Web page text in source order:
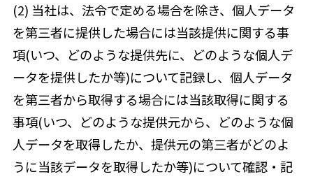
(2) 当社は、法令で定める場合を除き、個人データ
を第三者に提供した場合には当該提供に関する事
項(いつ、どのような提供先に、どのような個人デ
ータを提供したか等)について記録し、個人データ
を第三者から取得する場合には当該取得に関する
事項(いつ、どのような提供元から、どのような個
人データを取得したか、提供元の第三者がどのよ
うに当該データを取得したか等)について確認・記